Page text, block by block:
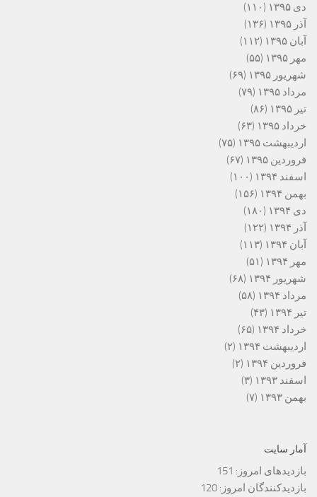
دی ۱۳۹۵
(۱۱۰)
آذر ۱۳۹۵
(۱۳۶)
آبان ۱۳۹۵
(۱۱۲)
مهر ۱۳۹۵
(۵۵)
شهریور ۱۳۹۵
(۶۹)
مرداد ۱۳۹۵
(۷۹)
تیر ۱۳۹۵
(۸۶)
خرداد ۱۳۹۵
(۶۳)
اردیبهشت ۱۳۹۵
(۷۵)
فروردین ۱۳۹۵
(۶۷)
اسفند ۱۳۹۴
(۱۰۰)
بهمن ۱۳۹۴
(۱۵۶)
دی ۱۳۹۴
(۱۸۰)
آذر ۱۳۹۴
(۱۲۲)
آبان ۱۳۹۴
(۱۱۳)
مهر ۱۳۹۴
(۵۱)
شهریور ۱۳۹۴
(۶۸)
مرداد ۱۳۹۴
(۵۸)
تیر ۱۳۹۴
(۴۳)
خرداد ۱۳۹۴
(۶۵)
اردیبهشت ۱۳۹۴
(۲)
فروردین ۱۳۹۴
(۲)
اسفند ۱۳۹۳
(۳)
بهمن ۱۳۹۳
(۷)
آمار سایت
بازدیدهای امروز: 151
بازدیدکنندگان امروز: 120